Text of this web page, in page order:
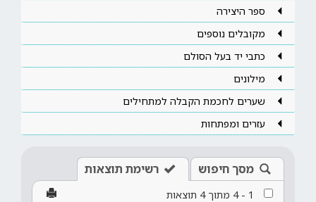
ספר היצירה
מקובלים נוספים
כתבי יד בעל הסולם
מילונים
שערים לחכמת הקבלה למתחילים
עזרים ומפתחות
מסך חיפוש רשימת תוצאות
1
-
4 מתוך4 תוצאות